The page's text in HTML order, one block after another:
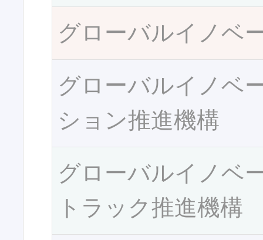
グローバルイノベ
グローバルイノベ
ション推進機構
グローバルイノベ
トラック推進機構